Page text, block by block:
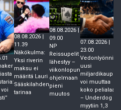
08.08.2026 |
11.39
Näkökulma:
Yksi riverin
maksu ei
määritä Lauri
Sääskilahden
tarinaa
08.08.2026 |
09.00
NP
Reissupelit
lähestyy –
viikonlopun
ohjelmaan
pieni
muutos
07.08.2026 |
23.00
Vedonlyönnin
uusi
miljardikauppa
voi muuttaa
koko pelialaa
– Underdog
myytiin 1,3